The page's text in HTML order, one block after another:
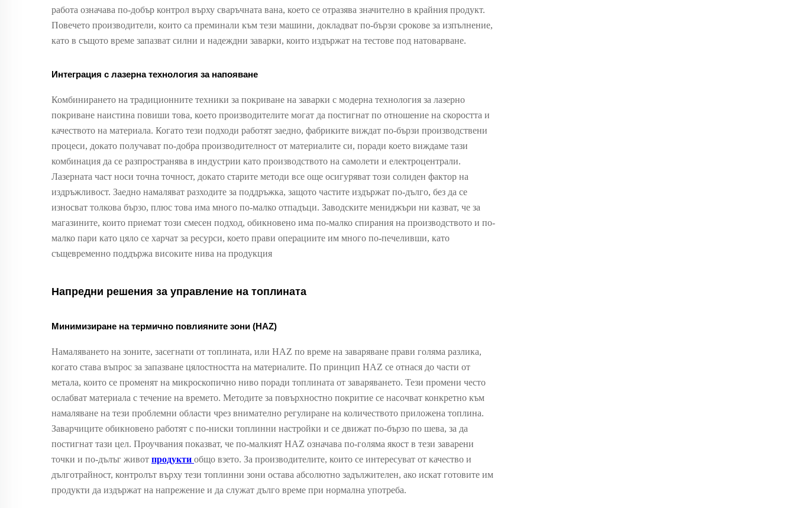
работа означава по-добър контрол върху сваръчната вана, което се отразява значително в крайния продукт.
Повечето производители, които са преминали към тези машини, докладват по-бързи срокове за изпълнение,
като в същото време запазват силни и надеждни заварки, които издържат на тестове под натоварване.
Интеграция с лазерна технология за напояване
Комбинирането на традиционните техники за покриване на заварки с модерна технология за лазерно
покриване наистина повиши това, което производителите могат да постигнат по отношение на скоростта и
качеството на материала. Когато тези подходи работят заедно, фабриките виждат по-бързи производствени
процеси, докато получават по-добра производителност от материалите си, поради което виждаме тази
комбинация да се разпространява в индустрии като производството на самолети и електроцентрали.
Лазерната част носи точна точност, докато старите методи все още осигуряват този солиден фактор на
издръжливост. Заедно намаляват разходите за поддръжка, защото частите издържат по-дълго, без да се
износват толкова бързо, плюс това има много по-малко отпадъци. Заводските мениджъри ни казват, че за
магазините, които приемат този смесен подход, обикновено има по-малко спирания на производството и по-
малко пари като цяло се харчат за ресурси, което прави операциите им много по-печеливши, като
същевременно поддържа високите нива на продукция
Напредни решения за управление на топлината
Минимизиране на термично повлияните зони (HAZ)
Намаляването на зоните, засегнати от топлината, или HAZ по време на заваряване прави голяма разлика,
когато става въпрос за запазване цялостността на материалите. По принцип HAZ се отнася до части от
метала, които се променят на микроскопично ниво поради топлината от заваряването. Тези промени често
ослабват материала с течение на времето. Методите за повърхностно покритие се насочват конкретно към
намаляване на тези проблемни области чрез внимателно регулиране на количеството приложена топлина.
Заварчиците обикновено работят с по-ниски топлинни настройки и се движат по-бързо по шева, за да
постигнат тази цел. Проучвания показват, че по-малкият HAZ означава по-голяма якост в тези заварени
точки и по-дълъг живот продукти общо взето. За производителите, които се интересуват от качество и
дълготрайност, контролът върху тези топлинни зони остава абсолютно задължителен, ако искат готовите им
продукти да издържат на напрежение и да служат дълго време при нормална употреба.